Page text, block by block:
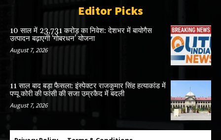
Editor Picks
10 साल में 23,731 करोड़ का निवेश: देशभर में बायोगैस
उत्पादन बढ़ाएगी ‘गोबरधन’ योजना
August 7, 2026
11 साल बाद बड़ा फैसला: इंस्पेक्टर राजकुमार सिंह हत्याकांड में
पप्पू कोरी की फांसी की सजा उम्रकैद में बदली
August 7, 2026